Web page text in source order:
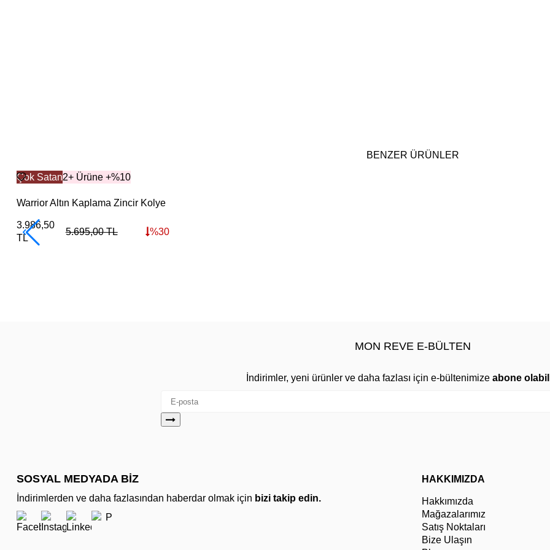
BENZER ÜRÜNLER
Çok Satan2+ Ürüne +%10
Warrior Altın Kaplama Zincir Kolye
3.986,50
TL
5.695,00TL %30
MON REVE E-BÜLTEN
İndirimler, yeni ürünler ve daha fazlası için e-bültenimize abone
SOSYAL MEDYADA BİZ
İndirimlerden ve daha fazlasından haberdar olmak için bizi takip edin.
HAKKIMIZDA
Hakkımızda
Mağazalarımız
Satış Noktaları
Bize Ulaşın